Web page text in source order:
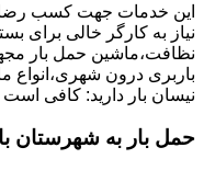
این خدمات جهت کسب
نیاز به کارگر خالی برای
نظافت،ماشین حمل بار
باربری درون شهری،انواع
نیسان بار دارید: کافی است
حمل بار به شهرستان